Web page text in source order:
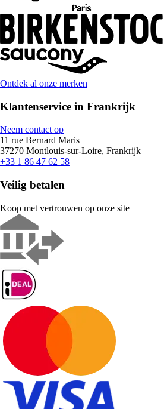
Ontdek al onze merken
Klantenservice in Frankrijk
Neem contact op
11 rue Bernard Maris
37270 Montlouis-sur-Loire, Frankrijk
+33 1 86 47 62 58
Veilig betalen
Koop met vertrouwen op onze site